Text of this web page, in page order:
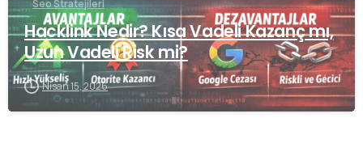
Seo Stratejileri
Hacklink Nedir? Kısa Vadeli Kazanç mı,
Uzun Vadeli Risk mi?
Nisan 15, 2026